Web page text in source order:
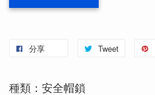
分享 Tweet
種類：安全帽鎖